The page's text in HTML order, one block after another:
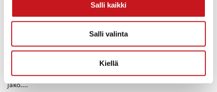
Salli kaikki
Salli valinta
Kiellä
KOULUT,KULTTUURI,KULTTUURI JA VAPAA-AIKA
KALIKKAKASAN SARJAKUVAKILPAILU
kirjaston Kivijalassa 26.2.2025. Ohjelmassa oli Teatteri Lumon
nuorten esitys, opettajien tietokilpailu sekä tietenkin palkintojen
jako....